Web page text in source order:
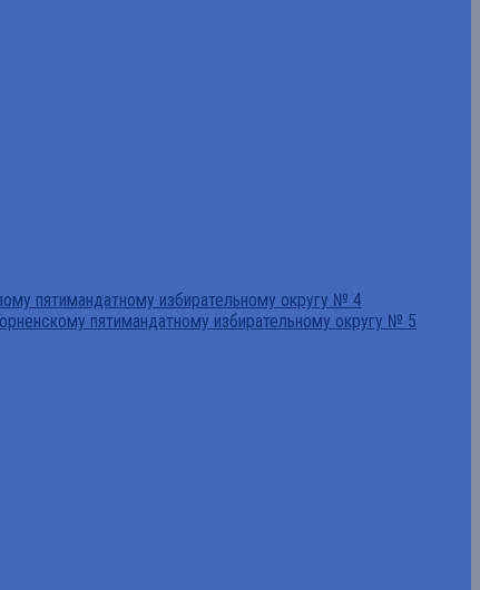
пятимандатному избирательному округу № 4
пятимандатному избирательному округу № 5